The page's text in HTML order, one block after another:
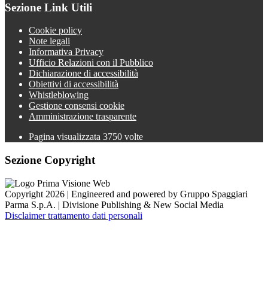
Sezione Link Utili
Cookie policy
Note legali
Informativa Privacy
Ufficio Relazioni con il Pubblico
Dichiarazione di accessibilità
Obiettivi di accessibilità
Whistleblowing
Gestione consensi cookie
Amministrazione trasparente
Pagina visualizzata 3750 volte
Sezione Copyright
Copyright 2026 | Engineered and powered by Gruppo Spaggiari
Parma S.p.A. | Divisione Publishing & New Social Media
Disclaimer trattamento dati personali